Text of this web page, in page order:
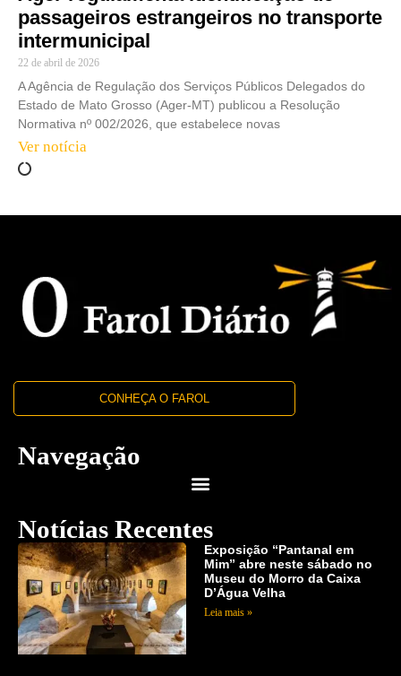
passageiros estrangeiros no transporte
intermunicipal
22 de abril de 2026
A Agência de Regulação dos Serviços Públicos Delegados do
Estado de Mato Grosso (Ager-MT) publicou a Resolução
Normativa nº 002/2026, que estabelece novas
Ver notícia
CONHEÇA O FAROL
Navegação
Notícias Recentes
Exposição “Pantanal em
Mim” abre neste sábado no
Museu do Morro da Caixa
D’Água Velha
Leia mais »